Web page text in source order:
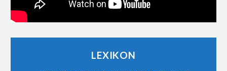
Player
LEXIKON